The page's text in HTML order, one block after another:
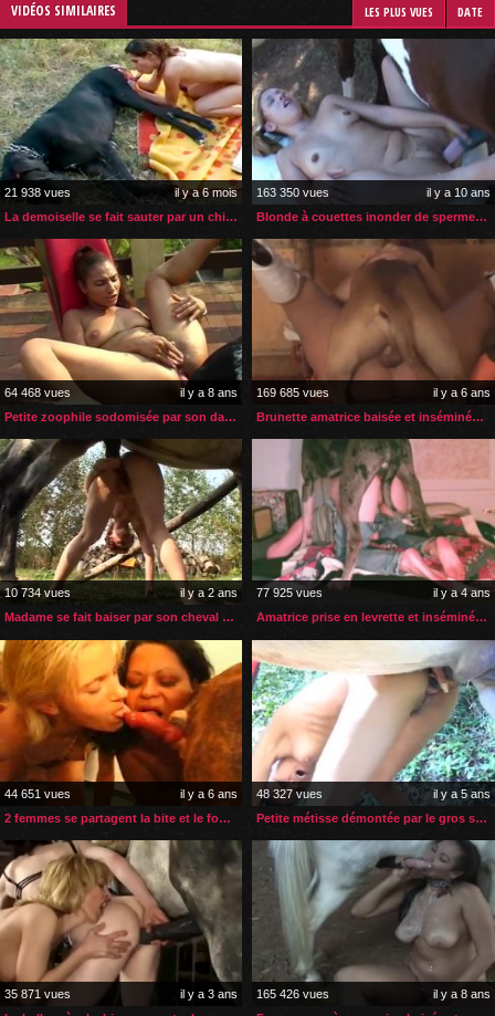
VIDÉOS SIMILAIRES LES PLUS VUES DATE
21 938 vues
il y a 6 mois
La demoiselle se fait sauter par un chien plus gros qu’elle
163 350 vues
il y a 10 ans
Blonde à couettes inonder de sperme de cheval
64 468 vues
il y a 8 ans
Petite zoophile sodomisée par son dalmatien
169 685 vues
il y a 6 ans
Brunette amatrice baisée et inséminée par son chien
10 734 vues
il y a 2 ans
Madame se fait baiser par son cheval après son bain de soleil
77 925 vues
il y a 4 ans
Amatrice prise en levrette et inséminée par son gros chien
44 651 vues
il y a 6 ans
2 femmes se partagent la bite et le foutre d’un bulldog
48 327 vues
il y a 5 ans
Petite métisse démontée par le gros sexe d’un petit poney
35 871 vues
il y a 3 ans
165 426 vues
il y a 8 ans